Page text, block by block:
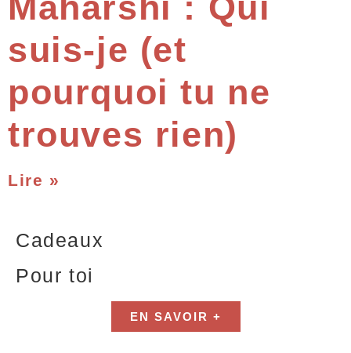
suis-je (et
pourquoi tu ne
trouves rien)
Lire »
Cadeaux
Pour toi
EN SAVOIR +